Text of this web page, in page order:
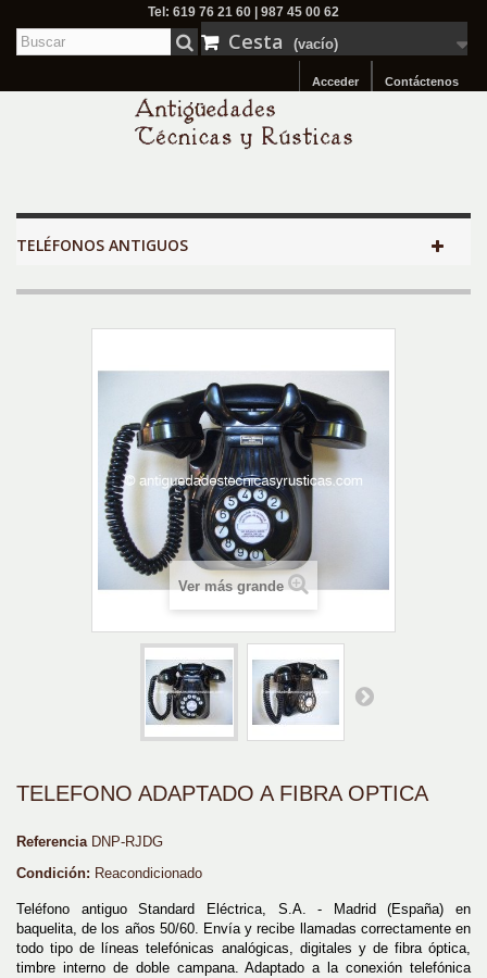
Tel: 619 76 21 60 | 987 45 00 62
Cesta (vacío)
Contáctenos
Acceder
TELÉFONOS ANTIGUOS
Ver más grande
TELEFONO ADAPTADO A FIBRA OPTICA
Referencia DNP-RJDG
Condición: Reacondicionado
Teléfono antiguo Standard Eléctrica, S.A. - Madrid (España) en
baquelita, de los años 50/60. Envía y recibe llamadas correctamente en
todo tipo de líneas telefónicas analógicas, digitales y de fibra óptica,
timbre interno de doble campana. Adaptado a la conexión telefónica